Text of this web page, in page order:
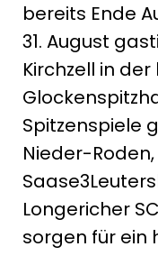
bereits Ende
31. August
Kirchzell in
Spitzenspiele
Nieder-Roden,
Longericher
sorgen für ein